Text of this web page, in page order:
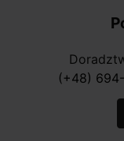
Przy
tego wymaga.
Przed
rozpylaj płynu
zamontowane i
(+48)